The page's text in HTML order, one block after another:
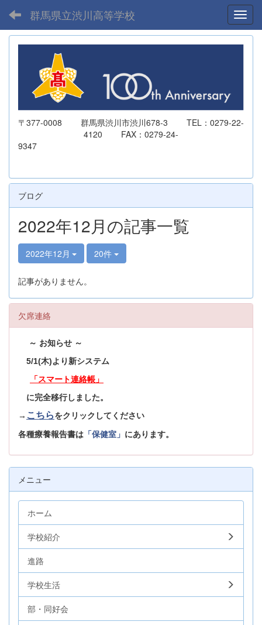
群馬県立渋川高等学校
〒377-0008 群馬県渋川市渋川678-3 TEL：0279-22-
4120 FAX：0279-24-
9347
ブログ
2022年12月の記事一覧
2022年12月 20件
記事がありません。
欠席連絡
～ お知らせ ～
5/1(木)より新システム
「スマート連絡帳」
に完全移行しました。
→ こちらをクリックしてください
各種療養報告書は 「保健室」 にあります。
メニュー
ホーム
学校紹介
進路
学校生活
部・同好会